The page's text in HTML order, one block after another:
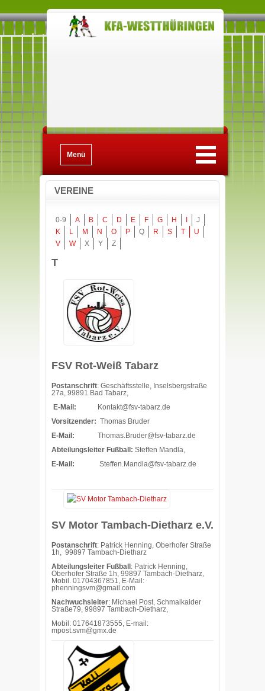
Menü
VEREINE
0-9 A B C D E F G H
J
K
L M N O P Q R S T
U
V
W X Y Z
T
FSV Rot-Weiß Tabarz
Postanschrift: Geschäftsstelle, Inselsbergstraße
27a, 99891 Bad Tabarz,
E-Mail: Kontakt@fsv-tabarz.de
Vorsitzender: Thomas Bruder
E-Mail: Thomas.Bruder@fsv-tabarz.de
Abteilungsleiter Fußball: Steffen Mandla,
E-Mail: Steffen.Mandla@fsv-tabarz.de
SV Motor Tambach-Dietharz e.V.
Postanschrift: Patrick Henning, Oberhofer Straße
1h, 99897 Tambach-Dietharz
Abteilungsleiter Fußball : Patrick Henning,
Oberhofer Straße 1h, 99897 Tambach-Dietharz,
Mobil. 01704367851, E-Mail:
phenningsvm@gmail.com
Nachwuchsleiter: Michael Post, Schmalkalder
Straße79, 99897 Tambach-Dietharz,
Mobil: 017641873555, E-mail:
mpost.svm@gmx.de